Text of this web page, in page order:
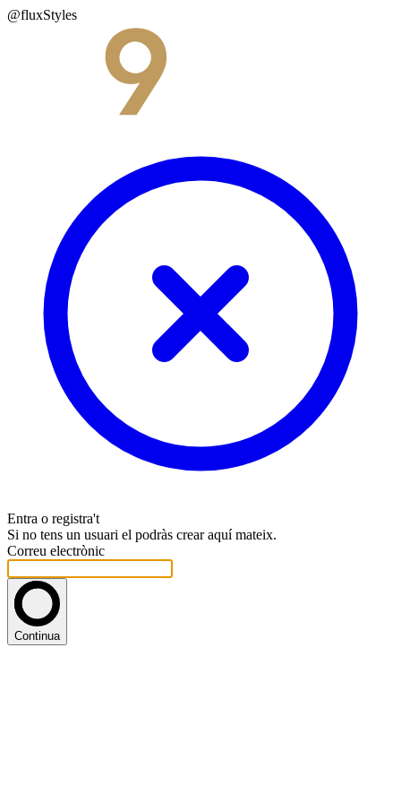
@fluxStyles
Entra o registra't
Si no tens un usuari el podràs crear aquí mateix.
Correu electrònic
Continua